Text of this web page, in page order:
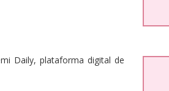
Daily, plataforma digital de